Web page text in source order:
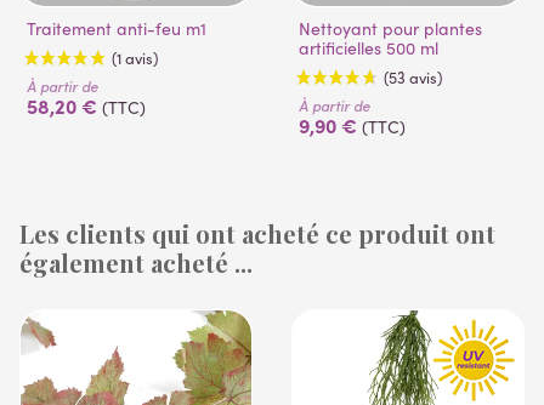
Traitement anti-feu m1
(1 avis)
À partir de
58,20 € (TTC)
Nettoyant pour plantes
artificielles 500 ml
À partir de
9,90 € (TTC)
Les clients qui ont acheté ce produit ont
également acheté ...